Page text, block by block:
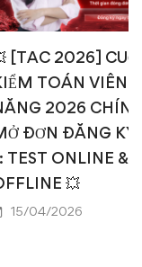
[TAC 2026]
TOÁN VIÊN
2026
ĐƠN ĐĂNG KÝ
TEST ONLINE &
💥
15/04/2026